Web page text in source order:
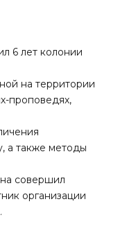
6 лет колонии
на территории
проповедях,
а также методы
совершил
организации